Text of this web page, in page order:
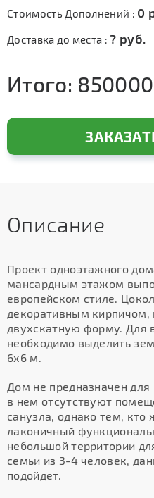
Стоимость Дополнений : 0
Доставка до места :? руб.
Итого: 850000
Описание
Проект одноэтажного
мансардным этажом
европейском стиле.
декоративным кирпичом,
двухскатную форму. Для
необходимо выделить
6х6 м.
Дом не предназначен
в нем отсутствуют
санузла, однако тем, кто
лаконичный
небольшой территории
семьи из 3-4 человек,
подойдет.